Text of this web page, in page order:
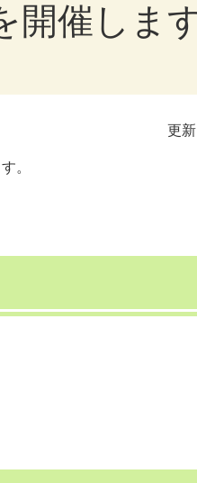
開催しま
更
。